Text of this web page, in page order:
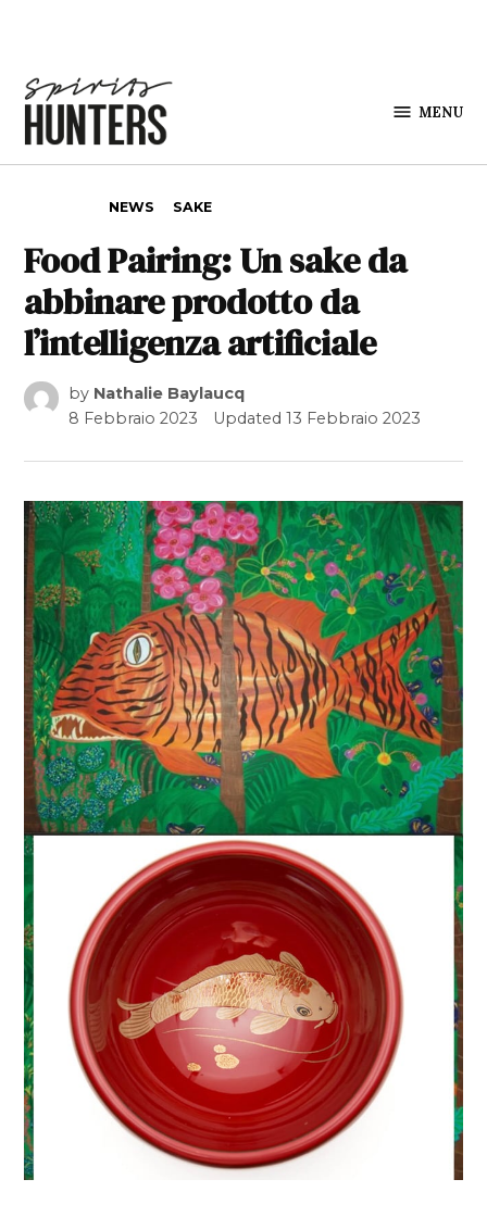
MENU
NEWS SAKE
Food Pairing: Un sake da
abbinare prodotto da
l’intelligenza artificiale
by Nathalie Baylaucq
8 Febbraio 2023
Updated13 Febbraio 2023